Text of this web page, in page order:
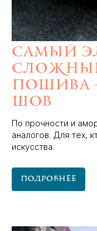
Самый
пошива
шов
По прочности и
аналогов. Для тех,
искусства.
Подробнее